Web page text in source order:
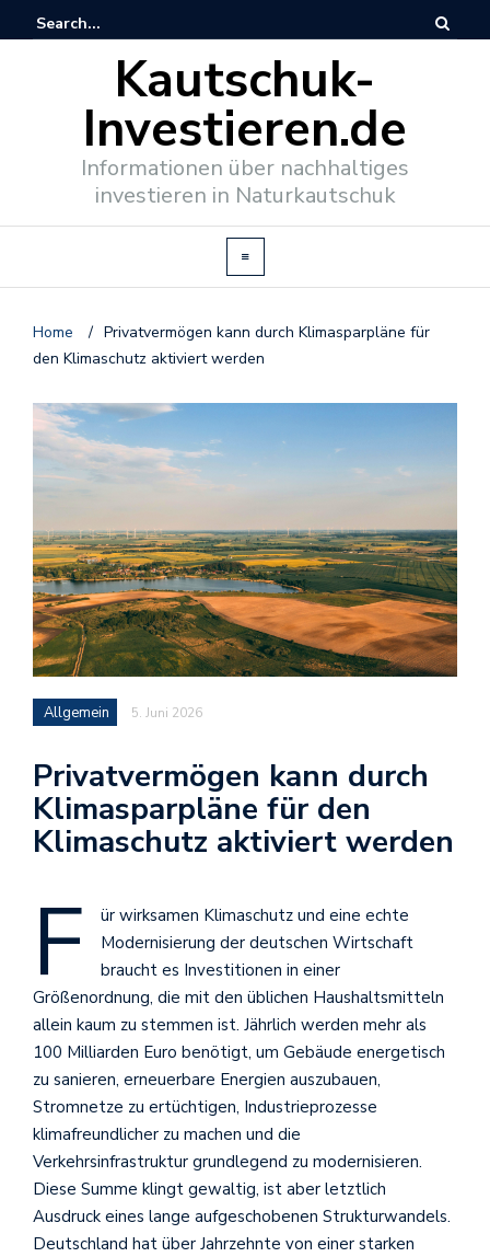
Kautschuk-
Investieren.de
Informationen über nachhaltiges
investieren in Naturkautschuk
Home / Privatvermögen kann durch Klimasparpläne für
den Klimaschutz aktiviert werden
Allgemein 5. Juni 2026
Privatvermögen kann durch
Klimasparpläne für den
Klimaschutz aktiviert werden
F
ür wirksamen Klimaschutz und eine echte
Modernisierung der deutschen Wirtschaft
braucht es Investitionen in einer
Größenordnung, die mit den üblichen Haushaltsmitteln
allein kaum zu stemmen ist. Jährlich werden mehr als
100 Milliarden Euro benötigt, um Gebäude energetisch
zu sanieren, erneuerbare Energien auszubauen,
Stromnetze zu ertüchtigen, Industrieprozesse
klimafreundlicher zu machen und die
Verkehrsinfrastruktur grundlegend zu modernisieren.
Diese Summe klingt gewaltig, ist aber letztlich
Ausdruck eines lange aufgeschobenen Strukturwandels.
Deutschland hat über Jahrzehnte von einer starken